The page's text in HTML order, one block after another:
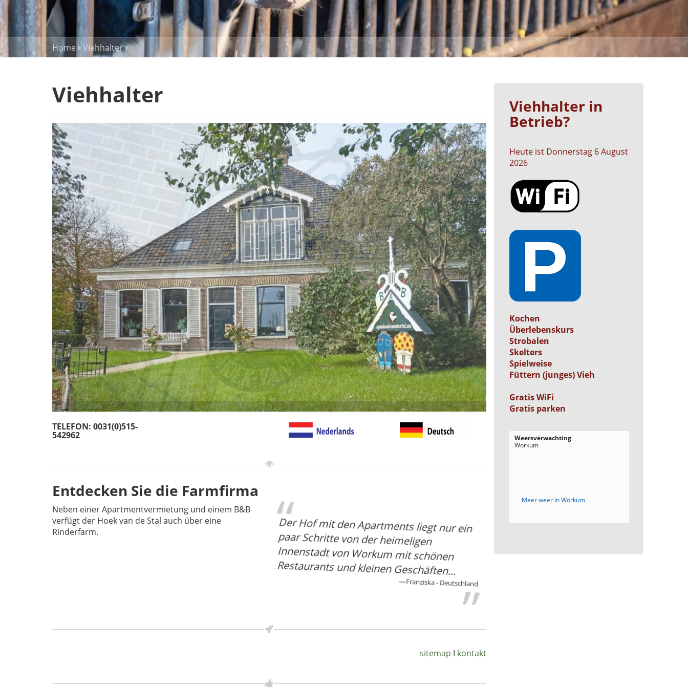
Home Viehhalter
Viehhalter
TELEFON: 0031(0)515-
542962
Entdecken Sie die Farmfirma
Neben einer Apartmentvermietung und einem B&B
verfügt der Hoek van de Stal auch über eine
Rinderfarm.
Der Hof mit den Apartments liegt nur ein
paar Schritte von der heimeligen
Innenstadt von Workum mit schönen
Restaurants und kleinen Geschäften...
Franziska - Deutschland
sitemap I kontakt
Viehhalter in
Betrieb?
Heute ist Donnerstag 6August
2026
Kochen
Überlebenskurs
Strobalen
Skelters
Spielweise
Füttern (junges) Vieh
Gratis WiFi
Gratis parken
Weersverwachting
Workum
Meer weer in Workum